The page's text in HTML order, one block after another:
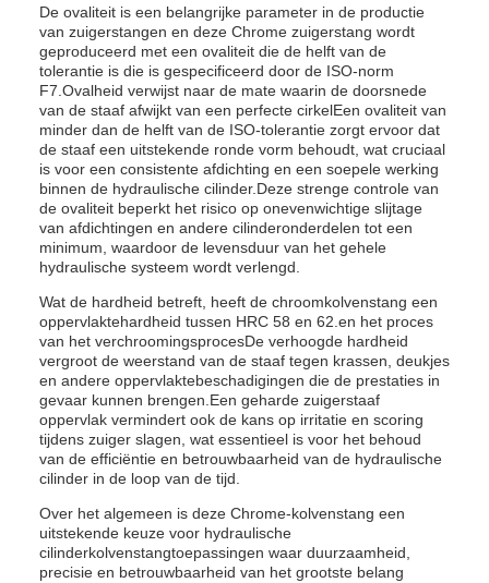
De ovaliteit is een belangrijke parameter in de productie
van zuigerstangen en deze Chrome zuigerstang wordt
geproduceerd met een ovaliteit die de helft van de
tolerantie is die is gespecificeerd door de ISO-norm
F7.Ovalheid verwijst naar de mate waarin de doorsnede
van de staaf afwijkt van een perfecte cirkelEen ovaliteit van
minder dan de helft van de ISO-tolerantie zorgt ervoor dat
de staaf een uitstekende ronde vorm behoudt, wat cruciaal
is voor een consistente afdichting en een soepele werking
binnen de hydraulische cilinder.Deze strenge controle van
de ovaliteit beperkt het risico op onevenwichtige slijtage
van afdichtingen en andere cilinderonderdelen tot een
minimum, waardoor de levensduur van het gehele
hydraulische systeem wordt verlengd.
Wat de hardheid betreft, heeft de chroomkolvenstang een
oppervlaktehardheid tussen HRC 58 en 62.en het proces
van het verchroomingsprocesDe verhoogde hardheid
vergroot de weerstand van de staaf tegen krassen, deukjes
en andere oppervlaktebeschadigingen die de prestaties in
gevaar kunnen brengen.Een geharde zuigerstaaf
oppervlak vermindert ook de kans op irritatie en scoring
tijdens zuiger slagen, wat essentieel is voor het behoud
van de efficiëntie en betrouwbaarheid van de hydraulische
cilinder in de loop van de tijd.
Over het algemeen is deze Chrome-kolvenstang een
uitstekende keuze voor hydraulische
cilinderkolvenstangtoepassingen waar duurzaamheid,
precisie en betrouwbaarheid van het grootste belang